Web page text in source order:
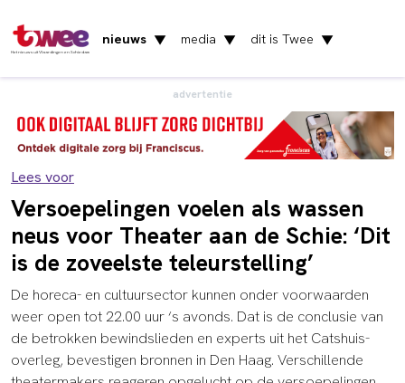
Het nieuws uit Vlaardingen en Schiedam
nieuws ▼ media ▼ dit is Twee ▼
advertentie
Lees voor
Versoepelingen voelen als wassen
neus voor Theater aan de Schie: ‘Dit
is de zoveelste teleurstelling’
De horeca- en cultuursector kunnen onder voorwaarden
weer open tot 22.00 uur ‘s avonds. Dat is de conclusie van
de betrokken bewindslieden en experts uit het Catshuis-
overleg, bevestigen bronnen in Den Haag. Verschillende